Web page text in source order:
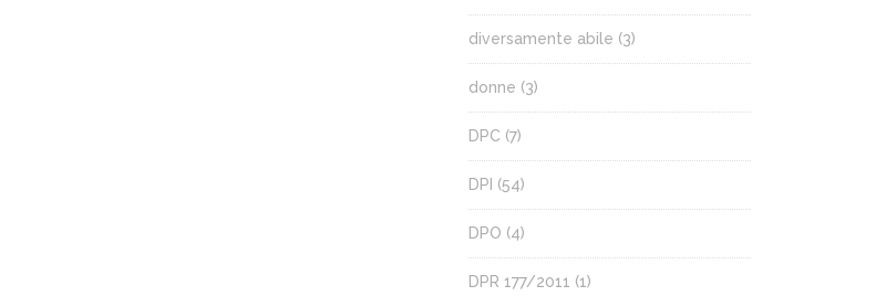
diversamente abile (3)
donne (3)
DPC (7)
DPI (54)
DPO (4)
DPR 177/2011 (1)